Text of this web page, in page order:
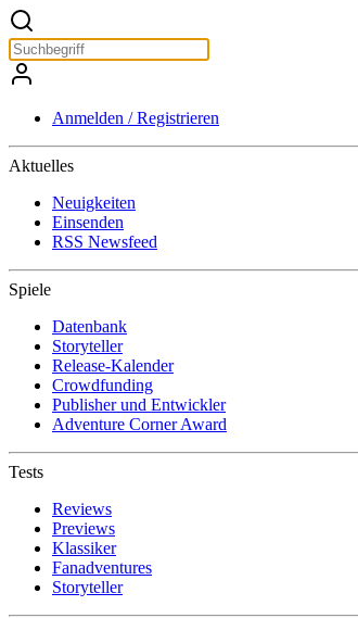
Anmelden / Registrieren
Aktuelles
Neuigkeiten
Einsenden
RSS Newsfeed
Spiele
Datenbank
Storyteller
Release-Kalender
Crowdfunding
Publisher und Entwickler
Adventure Corner Award
Tests
Reviews
Previews
Klassiker
Fanadventures
Storyteller